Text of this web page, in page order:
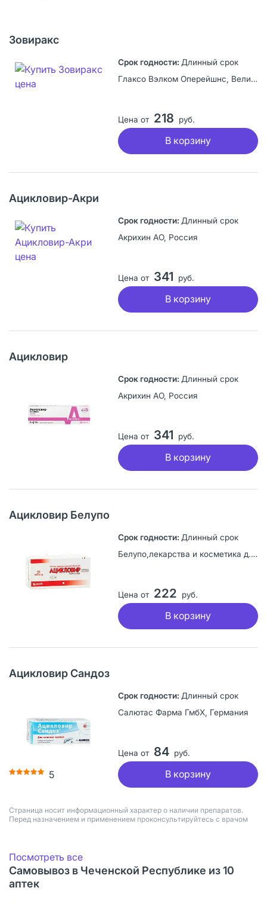
Зовиракс
Длинный срок
Глаксо Вэлком Оперейшнс, Великобритания
Цена от 218 руб.
В корзину
Ацикловир-Акри
Длинный срок
Акрихин АО, Россия
Цена от 341 руб.
В корзину
Ацикловир
Длинный срок
Акрихин АО, Россия
Цена от 341 руб.
В корзину
Ацикловир Белупо
Длинный срок
Белупо,лекарства и косметика д.д, Хорватия
Цена от 222 руб.
В корзину
Ацикловир Сандоз
5
Длинный срок
Салютас Фарма ГмбХ, Германия
Цена от 84 руб.
В корзину
Страница носит информационный характер о наличии препаратов.
Перед назначением и применением проконсультируйтесь с врачом
Посмотреть все
Самовывоз в Чеченской Республике из 10
аптек